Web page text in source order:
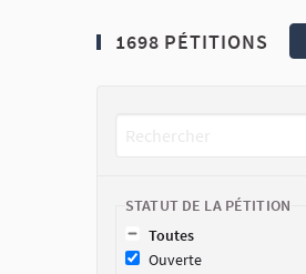
1698 PÉTITIONS
STATUT DE LA PÉTITION
Toutes
Ouverte